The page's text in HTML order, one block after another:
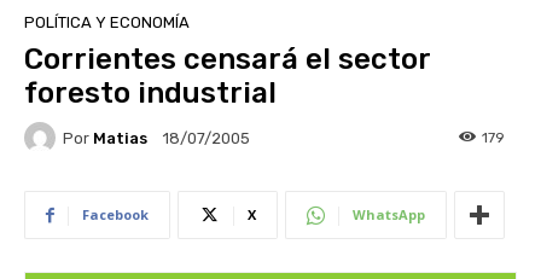
POLÍTICA Y ECONOMÍA
Corrientes censará el sector
foresto industrial
Por Matias 18/07/2005 179
Facebook X WhatsApp